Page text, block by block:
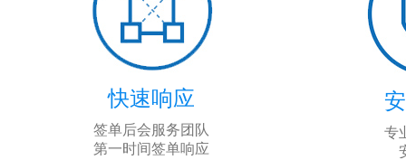
快速响应
签单后会服务团队
第一时间签单响应
专